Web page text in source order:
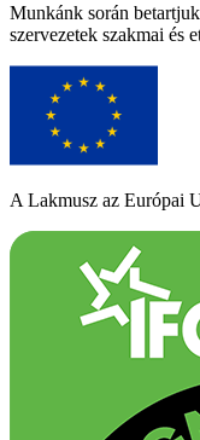
Munkánk során
szervezetek szakmai és
A Lakmusz az Európai